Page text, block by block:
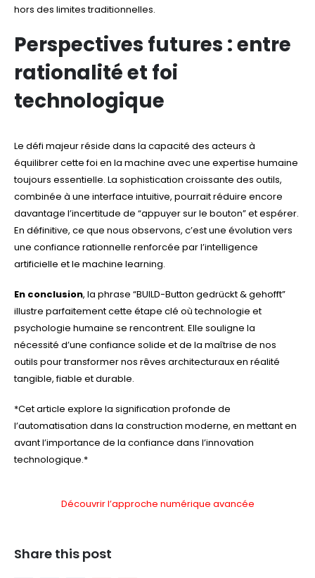
hors des limites traditionnelles.
Perspectives futures : entre
rationalité et foi
technologique
Le défi majeur réside dans la capacité des acteurs à
équilibrer cette foi en la machine avec une expertise humaine
toujours essentielle. La sophistication croissante des outils,
combinée à une interface intuitive, pourrait réduire encore
davantage l’incertitude de “appuyer sur le bouton” et espérer.
En définitive, ce que nous observons, c’est une évolution vers
une confiance rationnelle renforcée par l’intelligence
artificielle et le machine learning.
En conclusion, la phrase “BUILD-Button gedrückt & gehofft”
illustre parfaitement cette étape clé où technologie et
psychologie humaine se rencontrent. Elle souligne la
nécessité d’une confiance solide et de la maîtrise de nos
outils pour transformer nos rêves architecturaux en réalité
tangible, fiable et durable.
*Cet article explore la signification profonde de
l’automatisation dans la construction moderne, en mettant en
avant l’importance de la confiance dans l’innovation
technologique.*
Découvrir l’approche numérique avancée
Share this post